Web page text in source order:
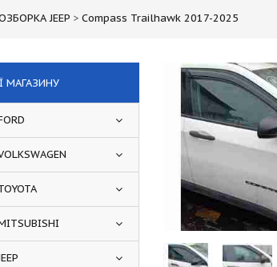
JEEP > Compass Trailhawk 2017-2025
МАГАЗИНУ